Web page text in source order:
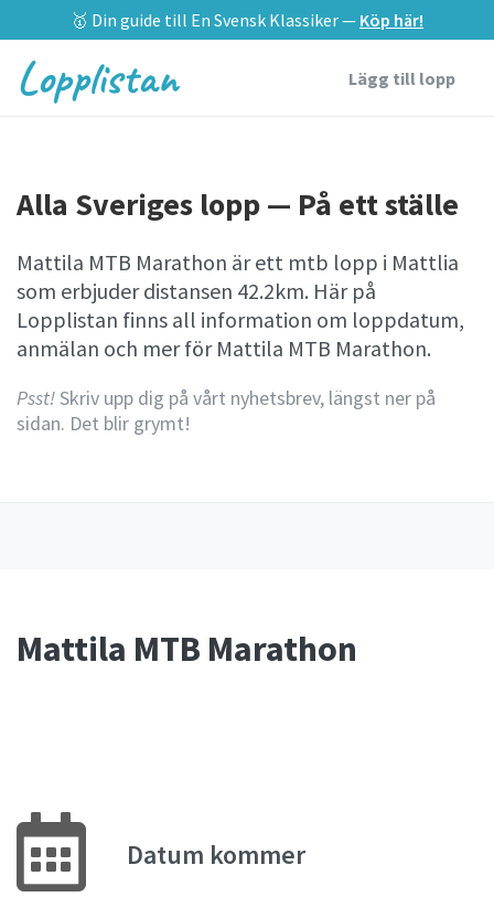
🥇 Din guide till En Svensk Klassiker — Köp här!
Lopplistan Lägg till lopp
Alla Sveriges lopp — På ett ställe
Mattila MTB Marathon är ett mtb lopp i Mattlia
som erbjuder distansen 42.2km. Här på
Lopplistan finns all information om loppdatum,
anmälan och mer för Mattila MTB Marathon.
Psst!Skriv upp dig på vårt nyhetsbrev, längst ner på
sidan. Det blir grymt!
Mattila MTB Marathon
Datum kommer